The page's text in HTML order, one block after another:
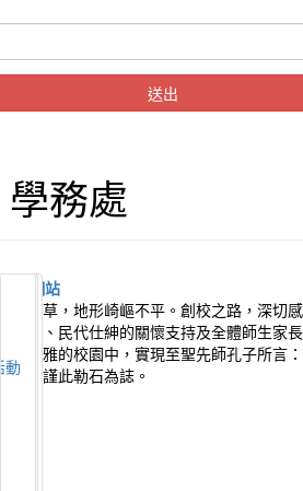
送出
務處
會
歡
會
會
會
會
動
煙蔓草，地形崎嶇不平。創校之路，深切
長官、民代仕紳的關懷支持及全體師生家
峨典雅的校園中，實現至聖先師孔子所言
成，謹此勒石為誌。